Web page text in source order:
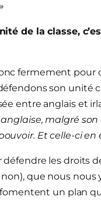
de la classe,
fermement pour
son unité
entre anglais et
malgré
Et celle-ci en
défendre les droits
que nous nous
fomentent un plan